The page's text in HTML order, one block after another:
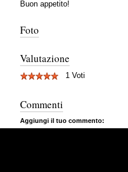
Buon appetito!
Foto
Valutazione
1 Voti
Commenti
Aggiungi il tuo commento: